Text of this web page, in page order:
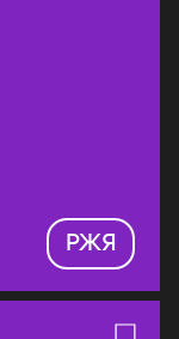
РЖЯ